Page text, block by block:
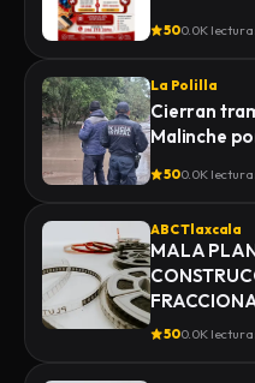
500.0K
La Polilla
Cierran
Malinche
500.0K
ABC Tlaxcala
MALA
500.0K